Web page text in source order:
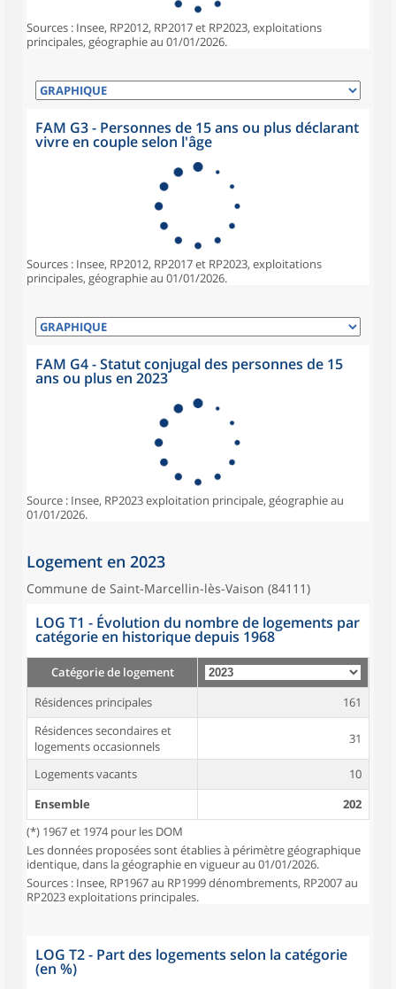
Sources : Insee, RP2012, RP2017 et RP2023, exploitations
principales, géographie au 01/01/2026.
FAM G3 - Personnes de 15 ans ou plus déclarant
vivre en couple selon l'âge
Sources : Insee, RP2012, RP2017 et RP2023, exploitations
principales, géographie au 01/01/2026.
FAM G4 - Statut conjugal des personnes de 15
ans ou plus en 2023
Source : Insee, RP2023 exploitation principale, géographie au
01/01/2026.
Logement en 2023
Commune de Saint-Marcellin-lès-Vaison (84111)
LOG T1 - Évolution du nombre de logements par
catégorie en historique depuis 1968
Catégorie de logement
Résidences principales
161
Résidences secondaires et
logements occasionnels
31
Logements vacants
10
Ensemble
202
(*) 1967 et 1974 pour les DOM
Les données proposées sont établies à périmètre géographique
identique, dans la géographie en vigueur au 01/01/2026.
Sources : Insee, RP1967 au RP1999 dénombrements, RP2007 au
RP2023 exploitations principales.
LOG T2 - Part des logements selon la catégorie
(en %)